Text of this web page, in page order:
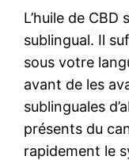
L’huile de
sublingual. Il
sous votre
avant de les
sublinguales
présents du
rapidement le